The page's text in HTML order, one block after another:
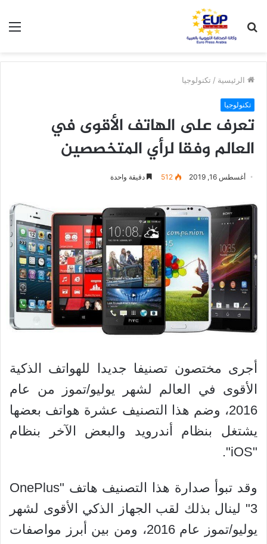
عن
الرئيسية / تكنولوجيا
تكنولوجيا
تعرف على الهاتف الأقوى في
العالم وفقا لرأي المتخصصين
أغسطس 16, 2019 512 دقيقة واحدة
أجرى مختصون تصنيفا جديدا للهواتف الذكية
الأقوى في العالم لشهر يوليو/تموز من عام
2016، وضم هذا التصنيف عشرة هواتف بعضها
يشتغل بنظام أندرويد والبعض الآخر بنظام
"iOS".
وقد تبوأ صدارة هذا التصنيف هاتف "OnePlus
3" لينال بذلك لقب الجهاز الذكي الأقوى لشهر
يوليو/تموز عام 2016، ومن بين أبرز مواصفات